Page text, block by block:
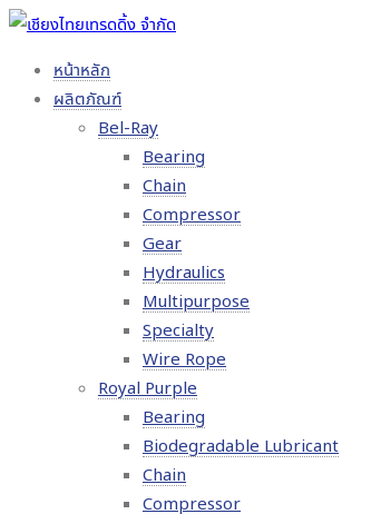
หน้าหลัก
ผลิตภัณฑ์
Bel-Ray
Bearing
Chain
Compressor
Gear
Hydraulics
Multipurpose
Specialty
Wire Rope
Royal Purple
Bearing
Biodegradable Lubricant
Chain
Compressor